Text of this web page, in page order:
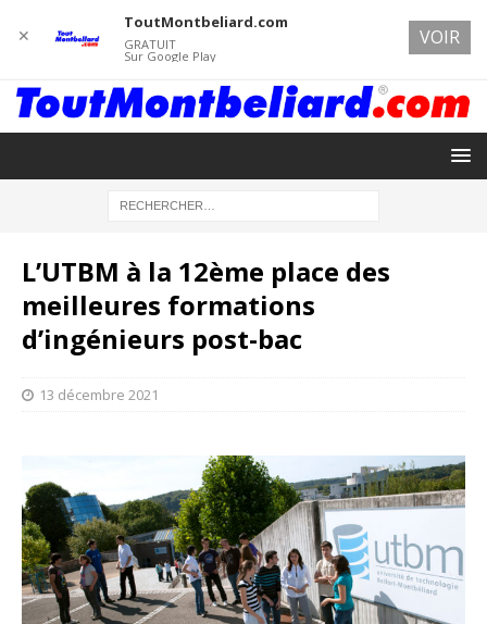
L’UTBM à la 12ème place des
meilleures formations
d’ingénieurs post-bac
13 décembre 2021
✕
ToutMontbeliard.com
GRATUIT
Sur Google Play
VOIR